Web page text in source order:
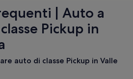
| Auto a
Pickup in
auto di classe Pickup in Valle